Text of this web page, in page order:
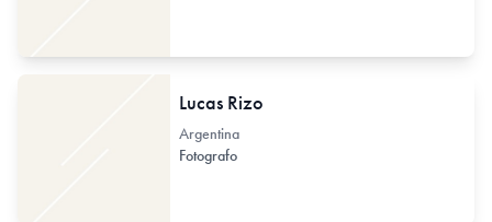
Lucas Rizo
Argentina
Fotografo